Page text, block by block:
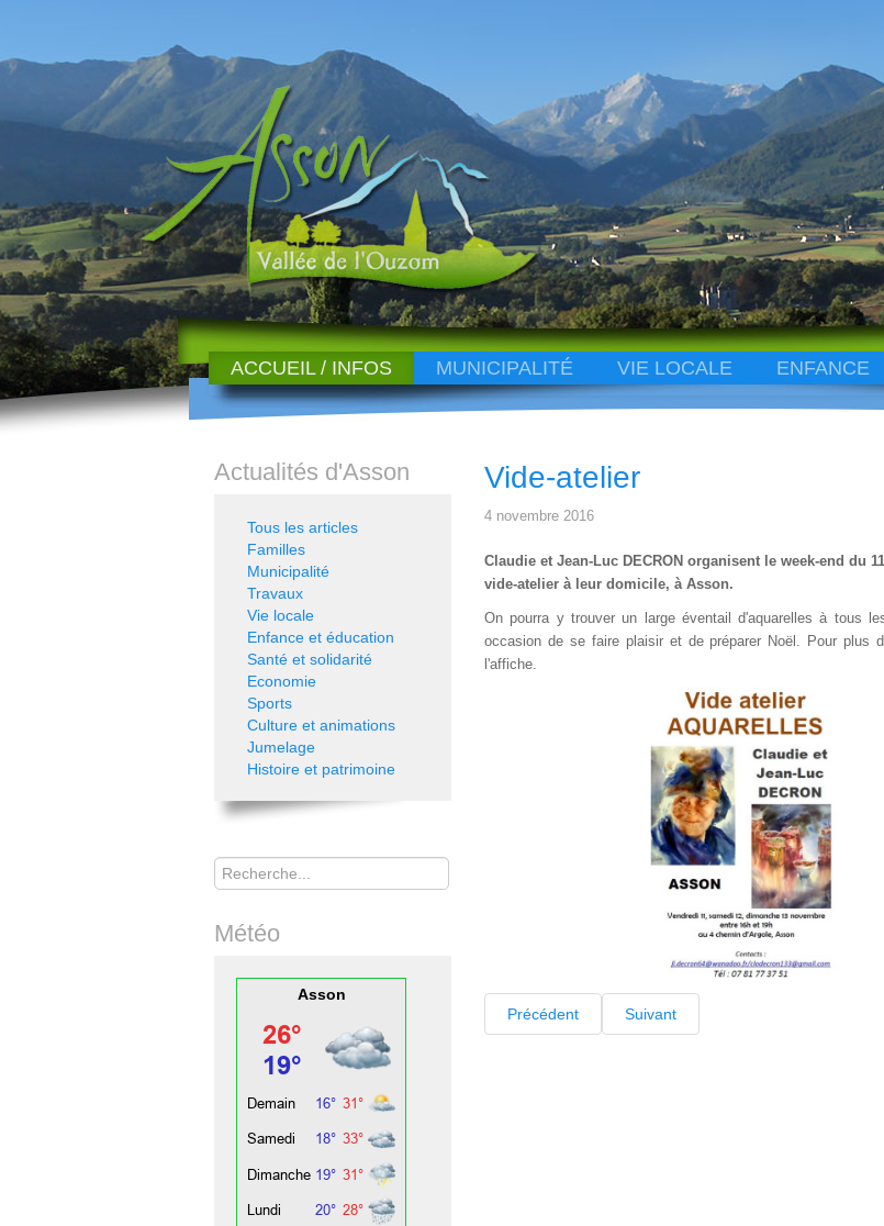
ACCUEIL / INFOS MUNICIPALITÉ VIE LOCALE ENFANCE
Vide-atelier
4 novembre 2016
Claudie et Jean-Luc DECRON organisent le week-end du
vide-atelier à leur domicile, à Asson.
On pourra y trouver un large éventail d'aquarelles à tous
occasion de se faire plaisir et de préparer Noël. Pour plus
l'affiche.
Précédent Suivant
Actualités d'Asson
Tous les articles
Familles
Municipalité
Travaux
Vie locale
Enfance et éducation
Santé et solidarité
Economie
Sports
Culture et animations
Jumelage
Histoire et patrimoine
Rechercher
Météo
Asson